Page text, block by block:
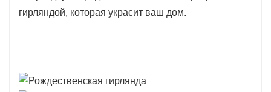
легкостью создавать потрясающие
гирляндой, которая украсит ваш дом.